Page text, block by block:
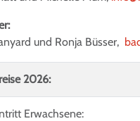
und Ronja Büsser,
2026:
Erwachsene: